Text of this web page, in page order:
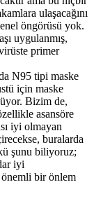
ulaşacağını
öngörüsü yok.
uygulanmış,
primer
N95 tipi maske
için maske
Bizim de,
asansöre
iyi olmayan
buralarda
şunu biliyoruz;
iyi
önemli bir önlem